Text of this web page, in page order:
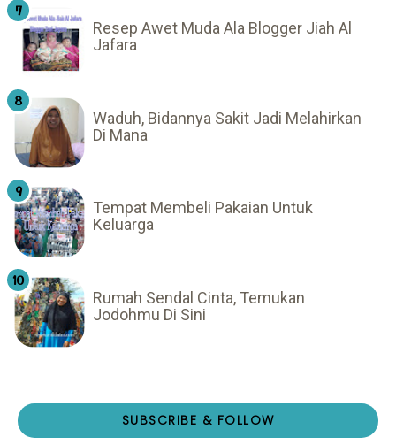
Resep Awet Muda Ala Blogger Jiah Al
Jafara
Waduh, Bidannya Sakit Jadi Melahirkan
Di Mana
Tempat Membeli Pakaian Untuk
Keluarga
Rumah Sendal Cinta, Temukan
Jodohmu Di Sini
SUBSCRIBE & FOLLOW